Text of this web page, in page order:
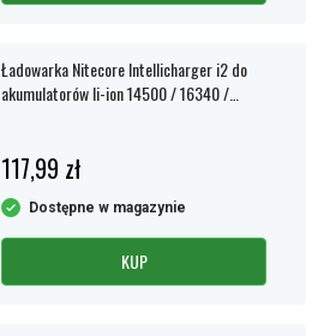
Ładowarka Nitecore Intellicharger i2 do
akumulatorów li-ion 14500 / 16340 /
117,99 zł
Dostępne w magazynie
KUP